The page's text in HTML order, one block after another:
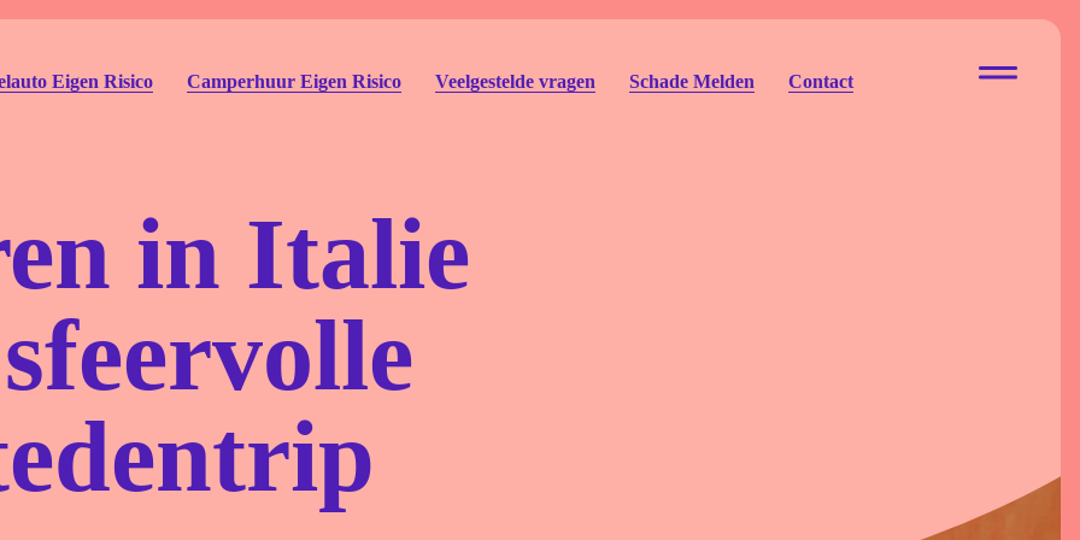
Eigen Risico Camperhuur Eigen Risico Veelgestelde vragen Schade Melden Contact
Autohuur Eigen Risico
in Italie